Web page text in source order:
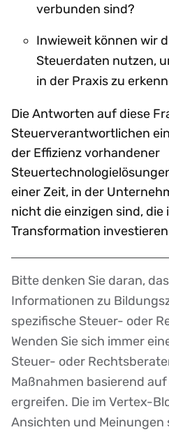
verbunden sind?
Inwieweit können wir
Steuerdaten nutzen,
in der Praxis zu
Die Antworten auf diese
Steuerverantwortlichen
der Effizienz vorhandener
einer Zeit, in der
nicht die einzigen sind,
Transformation
Disclaimer
Bitte denken Sie daran,
Informationen zu
spezifische Steuer- oder
Wenden Sie sich immer
Steuer- oder
Maßnahmen basierend
ergreifen. Die im Vertex-
Ansichten und Meinungen